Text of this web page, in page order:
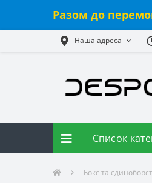
Разом до
Наша адреса
Список
Бокс та